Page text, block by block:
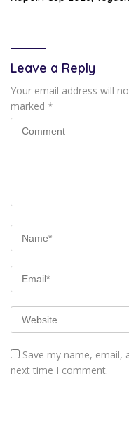
Leave a Reply
Your email address will
marked *
Save my name, email,
next time I comment.